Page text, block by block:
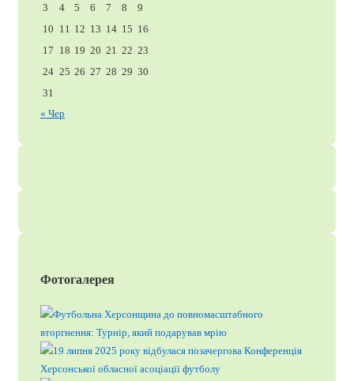
3
4 5 6 7 8
9
10 11 12 13 14 15 16
17 18 19 20 21 22 23
24 25 26 27 28 29 30
31
« Чер
Фотогалерея